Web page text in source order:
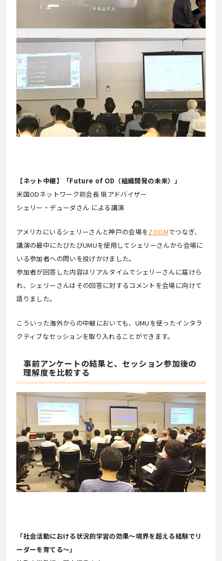
【ネット中継】「Future of OD（組織開発の未来）」
米国ODネットワーク前会長 現アドバイザー
シェリー・デューダさん による講演
アメリカにいるシェリーさんと神戸の会場をZOOMでつなぎ、
講演の最中にたびたびUMUを使用してシェリーさんから会場に
いる参加者への問いを投げかけました。
参加者が回答した内容はリアルタイムでシェリーさんに届けら
れ、シェリーさんはその回答に対するコメントを会場に向けて
語りました。
こういった海外からの中継においても、UMUを使ったインタラ
クティブなセッションを取り入れることができます。
事前アンケートの結果と、セッション参加後の
理解度を比較する
「社会活動における状況的学習の効果〜境界を超える経験でリ
ーダーを育てる〜」